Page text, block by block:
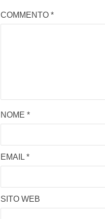
COMMENTO *
NOME *
EMAIL *
SITO WEB